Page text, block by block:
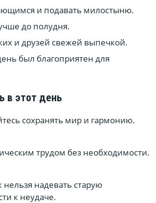
и подавать милостыню.
до полудня.
и друзей свежей выпечкой.
был благоприятен для
в этот день
сохранять мир и гармонию.
трудом без необходимости.
нельзя надевать старую
к неудаче.